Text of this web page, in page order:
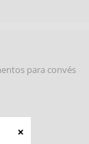
para convés